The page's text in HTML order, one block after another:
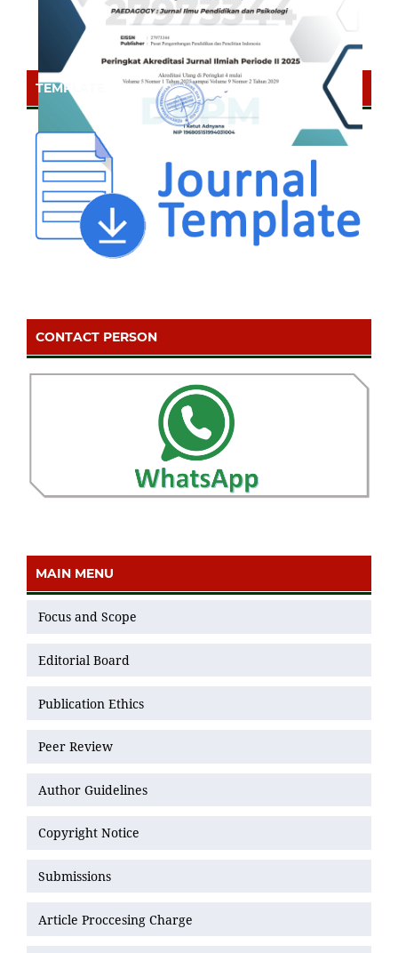
TEMPLATE
CONTACT PERSON
MAIN MENU
Focus and Scope
Editorial Board
Publication Ethics
Peer Review
Author Guidelines
Copyright Notice
Submissions
Article Proccesing Charge